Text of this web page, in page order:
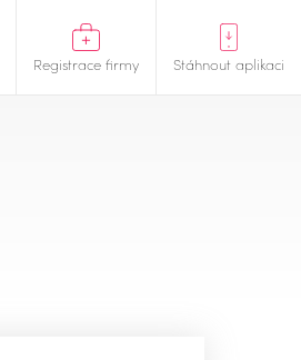
Registrace firmy Stáhnout aplikaci